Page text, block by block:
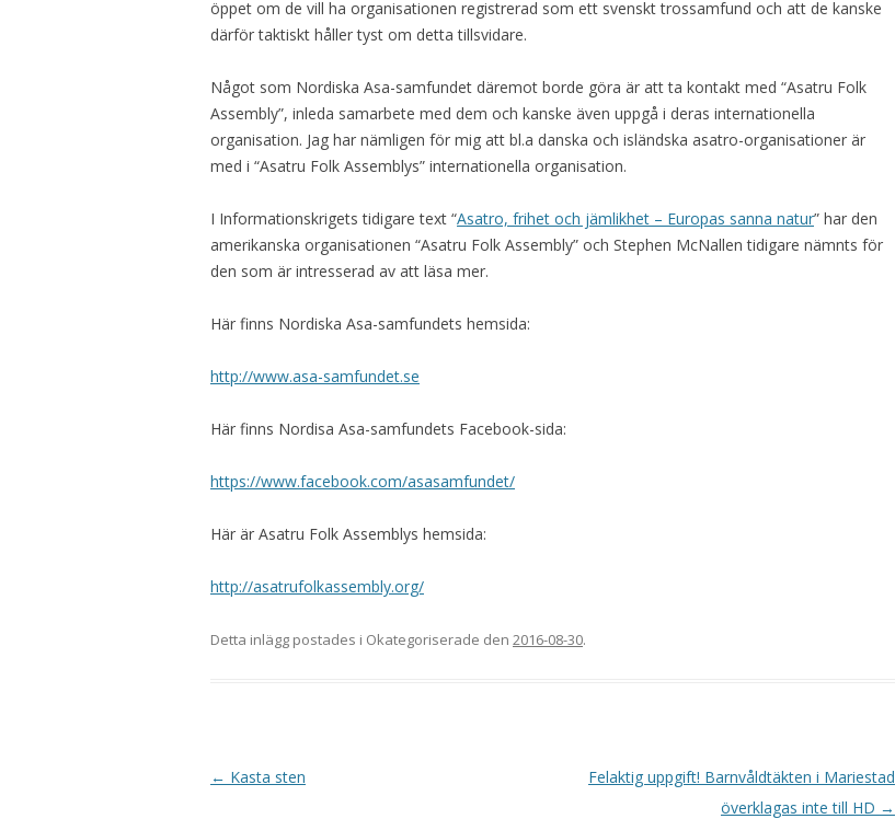
öppet om de vill ha organisationen registrerad som ett svenskt trossamfund och att de kanske
därför taktiskt håller tyst om detta tillsvidare.
Något som Nordiska Asa-samfundet däremot borde göra är att ta kontakt med “Asatru Folk
Assembly”, inleda samarbete med dem och kanske även uppgå i deras internationella
organisation. Jag har nämligen för mig att bl.a danska och isländska asatro-organisationer är
med i “Asatru Folk Assemblys” internationella organisation.
I Informationskrigets tidigare text “Asatro, frihet och jämlikhet – Europas sanna natur” har den
amerikanska organisationen “Asatru Folk Assembly” och Stephen McNallen tidigare nämnts för
den som är intresserad av att läsa mer.
Här finns Nordiska Asa-samfundets hemsida:
http://www.asa-samfundet.se
Här finns Nordisa Asa-samfundets Facebook-sida:
https://www.facebook.com/asasamfundet/
Här är Asatru Folk Assemblys hemsida:
http://asatrufolkassembly.org/
Detta inlägg postades i Okategoriserade den 2016-08-30.
Inläggsnavigering
← Kasta sten
Felaktig uppgift! Barnvåldtäkten i Mariestad
överklagas inte till HD →